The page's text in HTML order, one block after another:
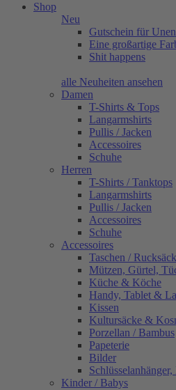
Shop
Neu
Gutschein für
Eine großartige
Shit happens
alle Neuheiten ansehen
Damen
T-Shirts & Tops
Langarmshirts
Pullis / Jacken
Accessoires
Schuhe
Herren
T-Shirts / Tanktops
Langarmshirts
Pullis / Jacken
Accessoires
Schuhe
Accessoires
Taschen /
Mützen, Gürtel,
Küche & Köche
Handy, Tablet &
Kissen
Kultursäcke &
Porzellan / Bambus
Papeterie
Bilder
Kinder / Babys